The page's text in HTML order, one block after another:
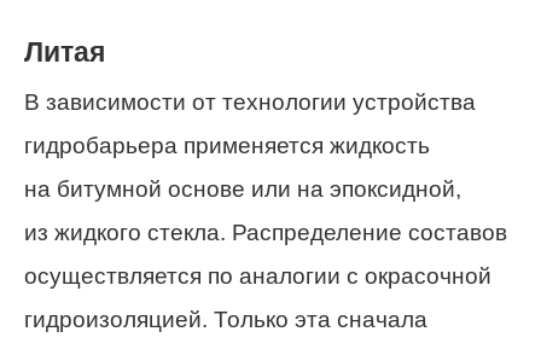
Литая
В зависимости от технологии устройства
гидробарьера применяется жидкость
на битумной основе или на эпоксидной,
из жидкого стекла. Распределение составов
осуществляется по аналогии с окрасочной
гидроизоляцией. Только эта сначала